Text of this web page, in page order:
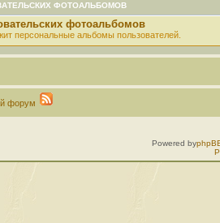
ФОТОАЛЬБОМОВ
фотоальбомов
персональные альбомы пользователей.
форум
Powered by